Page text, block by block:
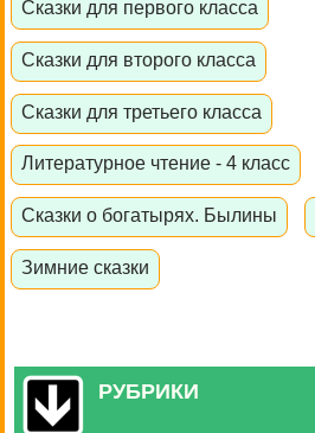
Сказки для первого класса
Сказки для второго класса
Сказки для третьего класса
Литературное чтение - 4 класс
Сказки о богатырях. Былины
Зимние сказки
РУБРИКИ